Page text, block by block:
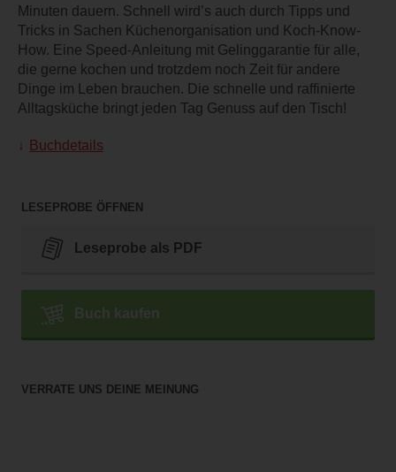
Minuten dauern. Schnell wird’s auch durch Tipps und
Tricks in Sachen Küchenorganisation und Koch-Know-
How. Eine Speed-Anleitung mit Gelinggarantie für alle,
die gerne kochen und trotzdem noch Zeit für andere
Dinge im Leben brauchen. Die schnelle und raffinierte
Alltagsküche bringt jeden Tag Genuss auf den Tisch!
Buchdetails
LESEPROBE ÖFFNEN
Leseprobe als PDF
Buch kaufen
VERRATE UNS DEINE MEINUNG